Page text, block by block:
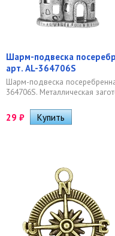
Шарм-подвеска
арт. AL-364706S
Шарм-подвеска
364706S. Металлическая
29 ₽